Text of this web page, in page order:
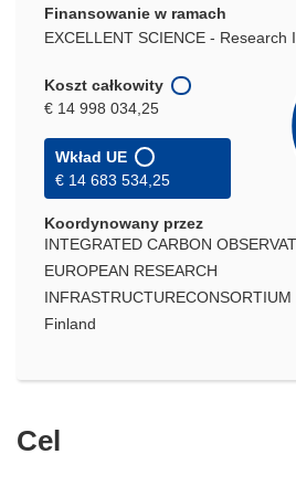
Finansowanie w ramach
EXCELLENT SCIENCE - Research
Koszt całkowity
€ 14 998 034,25
Wkład UE
€ 14 683 534,25
Koordynowany przez
INTEGRATED CARBON
EUROPEAN RESEARCH
INFRASTRUCTURECONSORTIUM
Finland
Cel